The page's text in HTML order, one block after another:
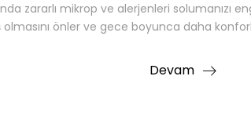
zararlı mikrop ve alerjenleri
olmasını önler ve gece boyunca daha
Devam